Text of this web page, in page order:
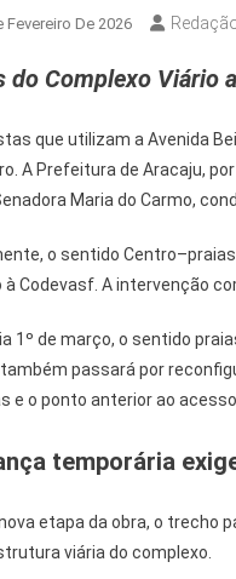
Fevereiro De 2026
do Complexo Viário
que utilizam a Avenida
A Prefeitura de Aracaju,
Maria do Carmo,
o sentido
Codevasf. A intervenção
1º de março, o sentido
passará por
e o ponto anterior ao
temporária
etapa da obra, o trecho
viária do complexo.